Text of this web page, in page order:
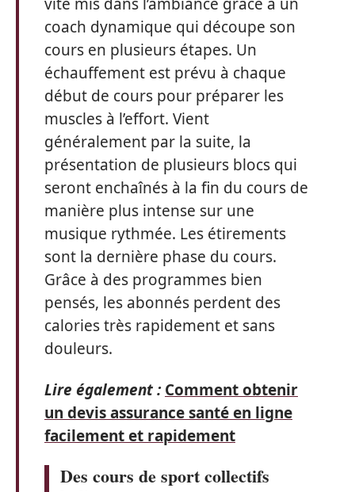
coach dynamique qui découpe son
cours en plusieurs étapes. Un
échauffement est prévu à chaque
début de cours pour préparer les
muscles à l’effort. Vient
généralement par la suite, la
présentation de plusieurs blocs qui
seront enchaînés à la fin du cours de
manière plus intense sur une
musique rythmée. Les étirements
sont la dernière phase du cours.
Grâce à des programmes bien
pensés, les abonnés perdent des
calories très rapidement et sans
douleurs.
Lire également : Comment obtenir
un devis assurance santé en ligne
facilement et rapidement
Des cours de sport collectifs